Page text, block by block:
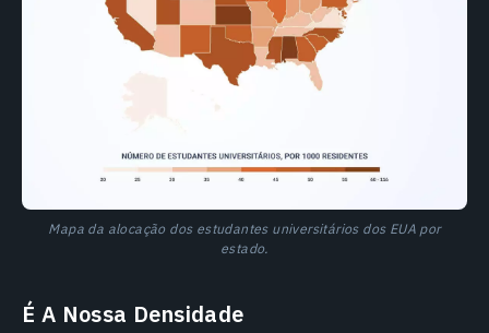
Mapa da alocação dos estudantes universitários dos EUA por
estado.
É A Nossa Densidade